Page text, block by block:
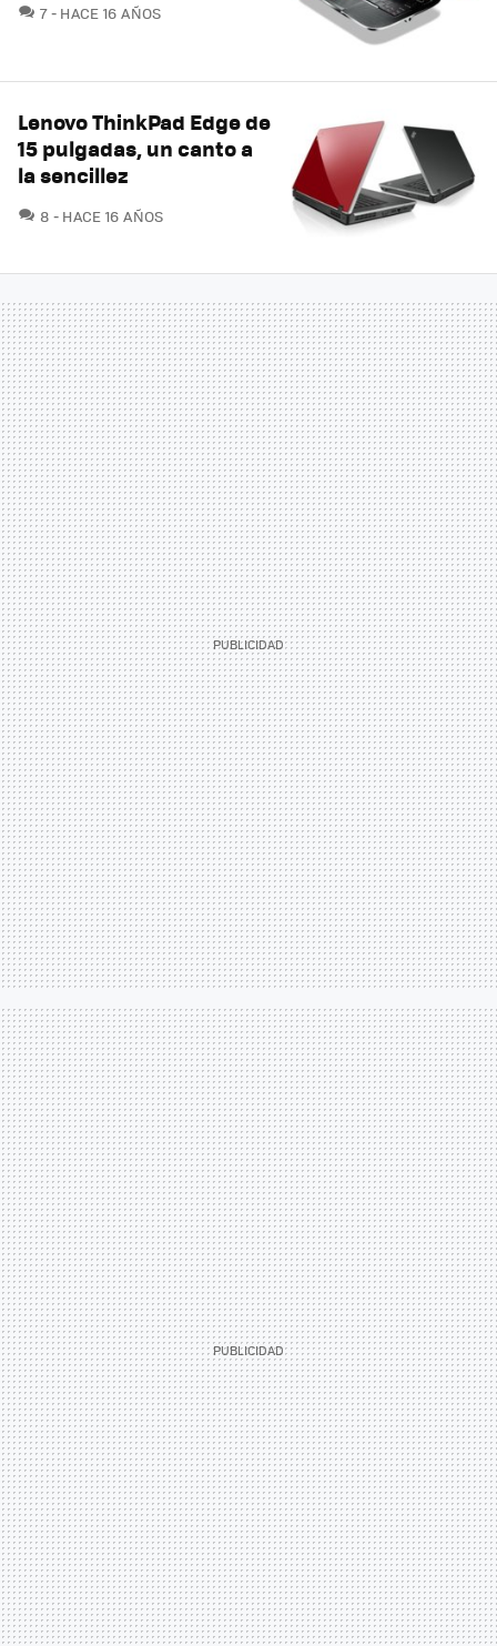
7COMENTARIOS
HACE 16 AÑOS
Lenovo ThinkPad Edge de
15 pulgadas, un canto a
la sencillez
8 COMENTARIOS
HACE 16 AÑOS